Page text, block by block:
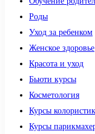
Роды
Уход за ребенком
Женское здоровье
Красота и уход
Бьюти курсы
Косметология
Курсы
Курсы